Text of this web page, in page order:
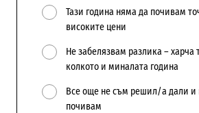
Тази година няма да почивам
високите цени
Не забелязвам разлика – харча
колкото и миналата година
Все още не съм решил/а дали и
почивам